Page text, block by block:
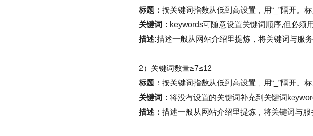
标题： 按关键词指数从低到高设置，用“_”隔开。
关键词： keywords可随意设置关键词顺序,但必须
描述:描述一般从网站介绍里提炼，将关键词与服
2）关键词数量≥7≤12
标题： 按关键词指数从低到高设置，用“_”隔开。
关键词： 将没有设置的关键词补充到关键词
描述： 描述一般从网站介绍里提炼，将关键词与服